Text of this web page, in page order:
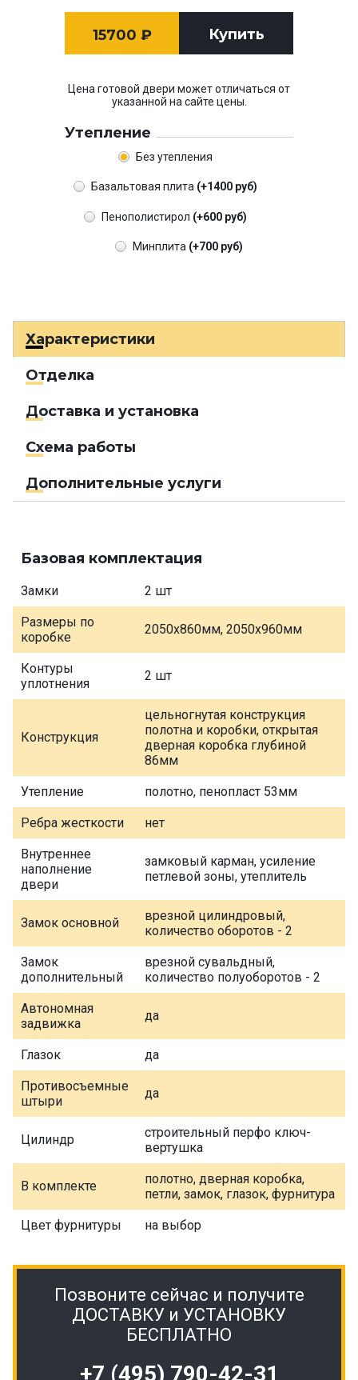
15700 ₽ Купить
Цена готовой двери может отличаться от
указанной на сайте цены.
Утепление
Без утепления
Базальтовая плита (+1400 руб)
Пенополистирол (+600 руб)
Минплита (+700 руб)
Характеристики
Отделка
Доставка и установка
Схема работы
Дополнительные услуги
Базовая комплектация
Замки 2 шт
Размеры по
коробке
2050х860мм, 2050х960мм
Контуры
уплотнения
2 шт
Конструкция
цельногнутая конструкция
полотна и коробки, открытая
дверная коробка глубиной
86мм
Утепление полотно, пенопласт 53мм
Ребра жесткости нет
Внутреннее
наполнение
двери
замковый карман, усиление
петлевой зоны, утеплитель
Замок основной
врезной цилиндровый,
количество оборотов - 2
Замок
дополнительный
врезной сувальдный,
количество полуоборотов - 2
Автономная
задвижка
да
Глазок да
Противосъемные
штыри
да
Цилиндр
строительный перфо ключ-
вертушка
В комплекте
полотно, дверная коробка,
петли, замок, глазок, фурнитура
Цвет фурнитуры на выбор
Позвоните сейчас и получите
ДОСТАВКУ и УСТАНОВКУ
БЕСПЛАТНО
+7 (495) 790-42-31